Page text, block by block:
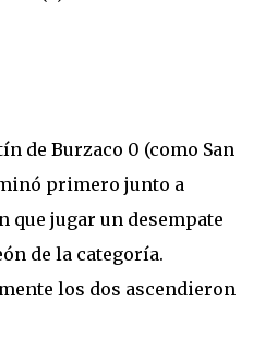
de Burzaco 0 (como San
primero junto a
que jugar un desempate
de la categoría.
los dos ascendieron